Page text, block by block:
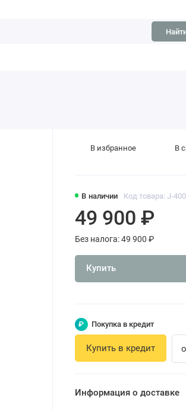
В наличии Код товара: J-
49 900 ₽
Без налога: 49 900 ₽
Купить
В избранное В
₽ Покупка в кредит
Купить в кредит
Информация о доставке